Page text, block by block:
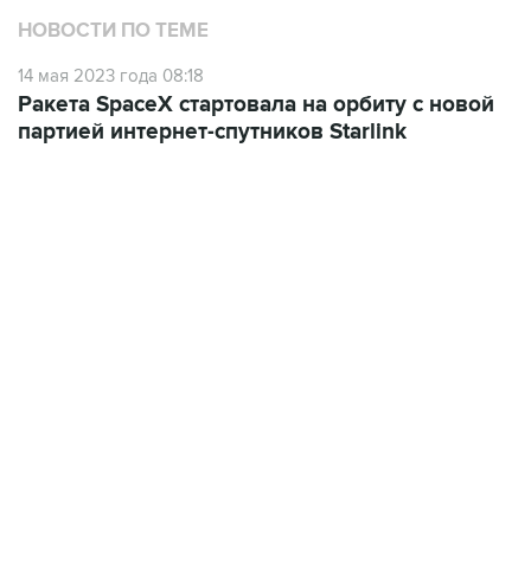
НОВОСТИ ПО ТЕМЕ
14 мая 2023 года 08:18
Ракета SpaceX стартовала на орбиту с новой
партией интернет-спутников Starlink